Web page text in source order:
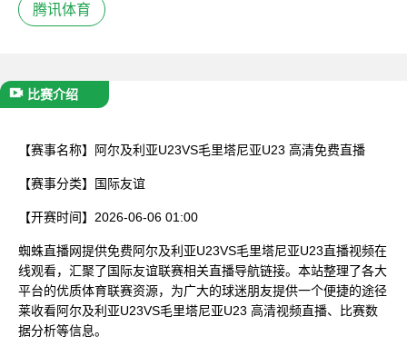
腾讯体育
比赛介绍
【赛事名称】 阿尔及利亚U23VS毛里塔尼亚U23 高清免费直播
【赛事分类】 国际友谊
【开赛时间】 2026-06-06 01:00
蜘蛛直播网提供免费阿尔及利亚U23VS毛里塔尼亚U23直播视频在
线观看，汇聚了国际友谊联赛相关直播导航链接。本站整理了各大
平台的优质体育联赛资源，为广大的球迷朋友提供一个便捷的途径
莱收看阿尔及利亚U23VS毛里塔尼亚U23 高清视频直播、比赛数
据分析等信息。